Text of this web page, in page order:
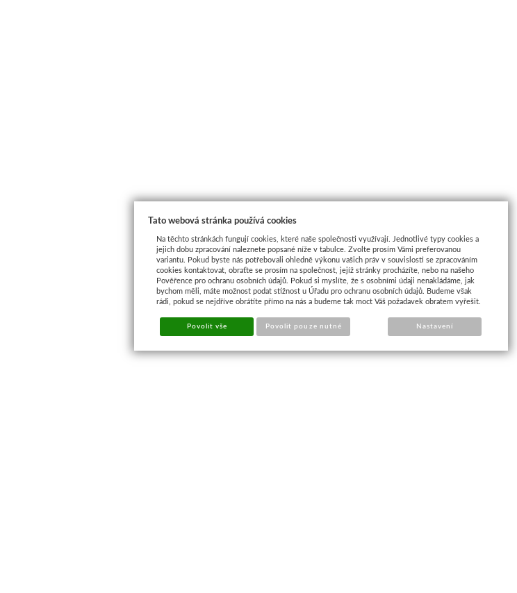
Tato webová stránka používá cookies
Na těchto stránkách fungují cookies, které naše společnosti využívají. Jednotlivé typy cookies a
jejich dobu zpracování naleznete popsané níže v tabulce. Zvolte prosím Vámi preferovanou
variantu. Pokud byste nás potřebovali ohledně výkonu vašich práv v souvislosti se zpracováním
cookies kontaktovat, obraťte se prosím na společnost, jejíž stránky procházíte, nebo na našeho
Pověřence pro ochranu osobních údajů. Pokud si myslíte, že s osobními údaji nenakládáme, jak
bychom měli, máte možnost podat stížnost u Úřadu pro ochranu osobních údajů. Budeme však
rádi, pokud se nejdříve obrátíte přímo na nás a budeme tak moct Váš požadavek obratem vyřešit.
Povolit vše Povolit pouze nutné Nastavení